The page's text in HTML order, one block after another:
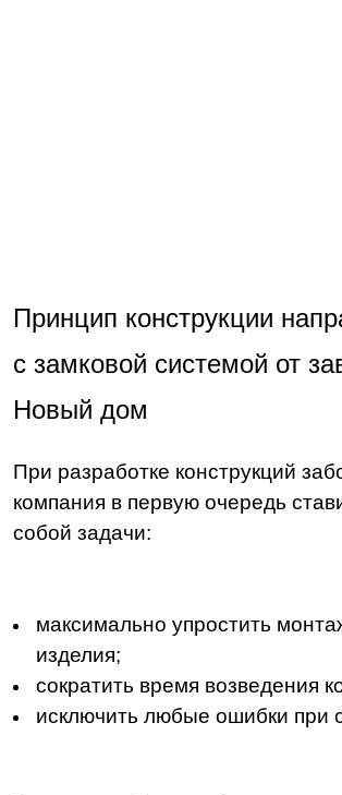
Принцип конструкции
с замковой системой от
Новый дом
При разработке конструкций
компания в первую очередь
собой задачи:
максимально упростить
изделия;
сократить время возведения
исключить любые ошибки при